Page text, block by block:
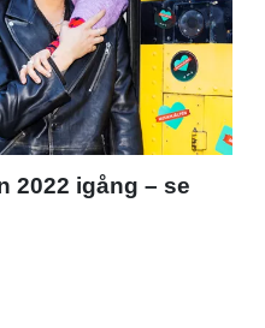
2022 igång – se